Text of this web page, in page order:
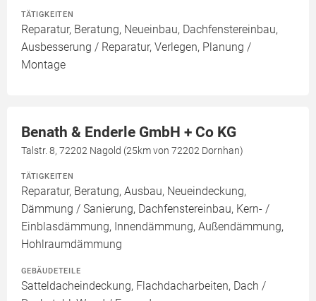
TÄTIGKEITEN
Reparatur, Beratung, Neueinbau, Dachfenstereinbau,
Ausbesserung / Reparatur, Verlegen, Planung /
Montage
Benath & Enderle GmbH + Co KG
Talstr. 8, 72202 Nagold (25km von 72202 Dornhan)
TÄTIGKEITEN
Reparatur, Beratung, Ausbau, Neueindeckung,
Dämmung / Sanierung, Dachfenstereinbau, Kern- /
Einblasdämmung, Innendämmung, Außendämmung,
Hohlraumdämmung
GEBÄUDETEILE
Satteldacheindeckung, Flachdacharbeiten, Dach /